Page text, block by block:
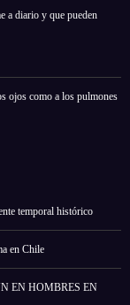
a diario y que pueden
ojos como a los pulmones
temporal histórico
en Chile
EN HOMBRES EN